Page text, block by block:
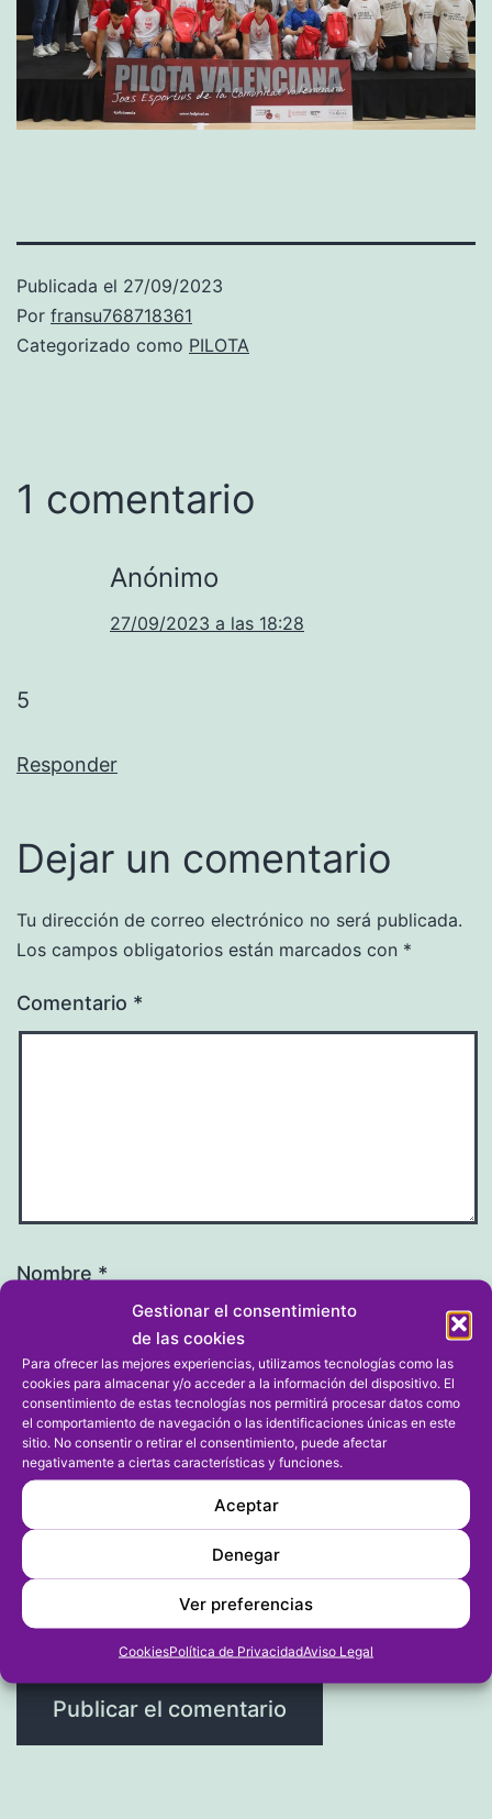
Gestionar el consentimiento
de las cookies
Para ofrecer las mejores experiencias, utilizamos tecnologías como las
cookies para almacenar y/o acceder a la información del dispositivo. El
consentimiento de estas tecnologías nos permitirá procesar datos como
el comportamiento de navegación o las identificaciones únicas en este
sitio. No consentir o retirar el consentimiento, puede afectar
negativamente a ciertas características y funciones.
Aceptar
Denegar
Ver preferencias
CookiesPolítica de PrivacidadAviso Legal
Publicada el 27/09/2023
Por fransu768718361
Categorizado como PILOTA
1 comentario
Anónimo
27/09/2023 a las 18:28
5
Responder
Dejar un comentario
Tu dirección de correo electrónico no será publicada.
Los campos obligatorios están marcados con *
Comentario *
Nombre*
Correo electrónico*
Web